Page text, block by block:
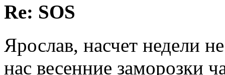
Re: SOS
Ярослав, насчет недели
нас весенние заморозки